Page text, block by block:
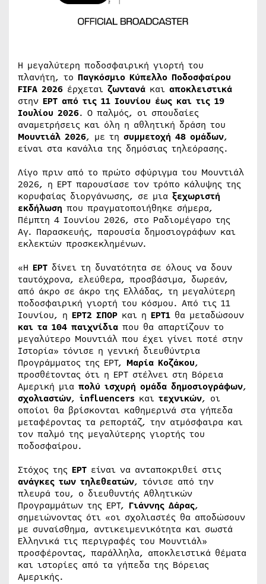
Η μεγαλύτερη ποδοσφαιρική γιορτή του
πλανήτη, το Παγκόσμιο Κύπελλο Ποδοσφαίρου
FIFA 2026 έρχεται ζωντανά και αποκλειστικά
στην ΕΡΤ από τις 11 Ιουνίου έως και τις 19
Ιουλίου 2026. Ο παλμός, οι σπουδαίες
αναμετρήσεις και όλη η αθλητική δράση του
Μουντιάλ 2026, με τη συμμετοχή 48 ομάδων,
είναι στα κανάλια της δημόσιας τηλεόρασης.
Λίγο πριν από το πρώτο σφύριγμα του Μουντιάλ
2026, η ΕΡΤ παρουσίασε τον τρόπο κάλυψης της
κορυφαίας διοργάνωσης, σε μια ξεχωριστή
εκδήλωση που πραγματοποιήθηκε σήμερα,
Πέμπτη 4 Ιουνίου 2026, στο Ραδιομέγαρο της
Αγ. Παρασκευής, παρουσία δημοσιογράφων και
εκλεκτών προσκεκλημένων.
«Η ΕΡΤ δίνει τη δυνατότητα σε όλους να δουν
ταυτόχρονα, ελεύθερα, προσβάσιμα, δωρεάν,
από άκρο σε άκρο της Ελλάδας, τη μεγαλύτερη
ποδοσφαιρική γιορτή του κόσμου. Από τις 11
Ιουνίου, η ΕΡΤ2 ΣΠΟΡ και η ΕΡΤ1 θα μεταδώσουν
και τα 104 παιχνίδια που θα απαρτίζουν το
μεγαλύτερο Μουντιάλ που έχει γίνει ποτέ στην
Ιστορία» τόνισε η γενική διευθύντρια
Προγράμματος της ΕΡΤ, Μαρία Κοζάκου,
προσθέτοντας ότι η ΕΡΤ στέλνει στη Βόρεια
Αμερική μια πολύ ισχυρή ομάδα δημοσιογράφων,
σχολιαστών, influencers και τεχνικών, οι
οποίοι θα βρίσκονται καθημερινά στα γήπεδα
μεταφέροντας τα ρεπορτάζ, την ατμόσφαιρα και
τον παλμό της μεγαλύτερης γιορτής του
ποδοσφαίρου.
Στόχος της ΕΡΤ είναι να ανταποκριθεί στις
ανάγκες των τηλεθεατών, τόνισε από την
πλευρά του, ο διευθυντής Αθλητικών
Προγραμμάτων της ΕΡΤ, Γιάννης Δάρας,
σημειώνοντας ότι «οι σχολιαστές θα αποδώσουν
με συναίσθημα, αντικειμενικότητα και σωστά
Ελληνικά τις περιγραφές του Μουντιάλ»
προσφέροντας, παράλληλα, αποκλειστικά θέματα
και ιστορίες από τα γήπεδα της Βόρειας
Αμερικής.